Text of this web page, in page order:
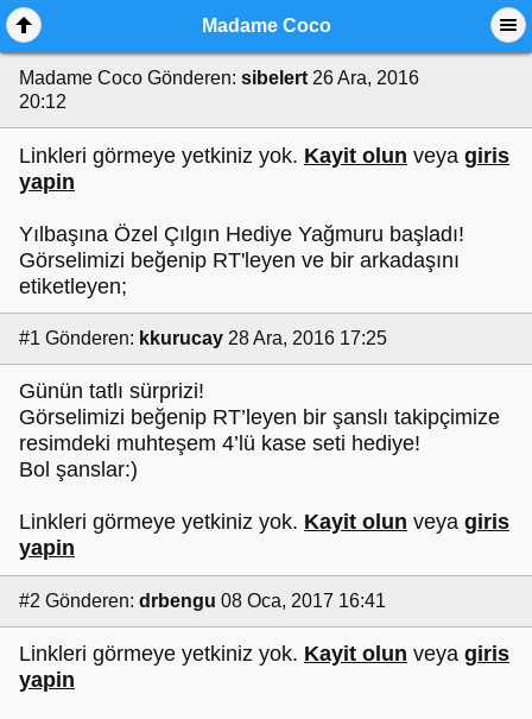
Madame Coco
Madame Coco Gönderen: sibelert 26 Ara, 2016
20:12
Linkleri görmeye yetkiniz yok. Kayit olun veya giris
yapin
Yılbaşına Özel Çılgın Hediye Yağmuru başladı!
Görselimizi beğenip RT'leyen ve bir arkadaşını
etiketleyen;
#1 Gönderen: kkurucay 28 Ara, 2016 17:25
Günün tatlı sürprizi!
Görselimizi beğenip RT’leyen bir şanslı takipçimize
resimdeki muhteşem 4’lü kase seti hediye!
Bol şanslar:)
Linkleri görmeye yetkiniz yok. Kayit olun veya giris
yapin
#2 Gönderen: drbengu 08 Oca, 2017 16:41
Linkleri görmeye yetkiniz yok. Kayit olun veya giris
yapin